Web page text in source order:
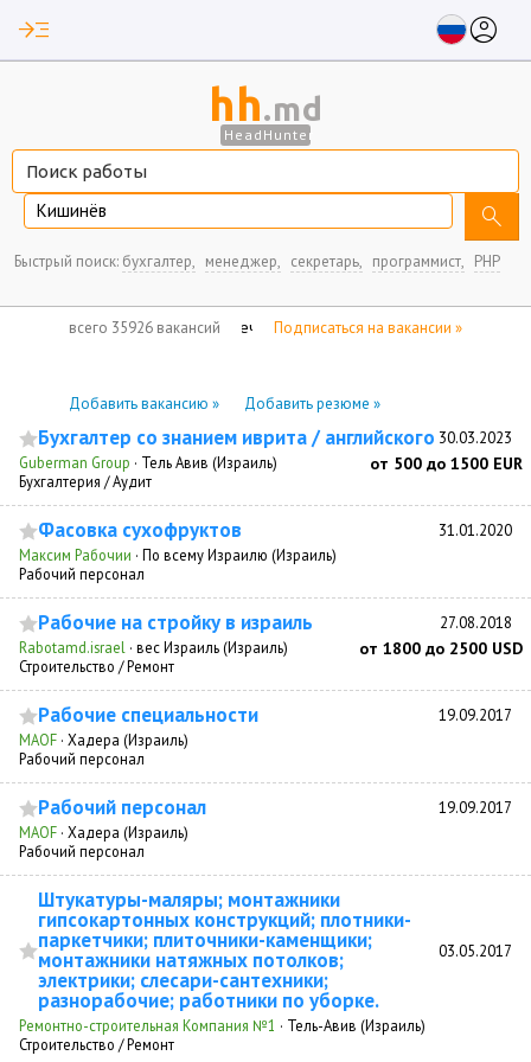
read_more account_circle
hh.md
HeadHunter
Кишинёв search
Быстрый поиск: бухгалтер, менеджер, секретарь, программист, PHP
всего 35926 вакансий Подписаться на вакансии »
нет отмеченных вакансий
Добавить вакансию » Добавить резюме »
Бухгалтер со знанием иврита / английского 30.03.2023
Guberman Group · Тель Авив (Израиль) от 500 до 1500 EUR
Бухгалтерия / Аудит
Фасовка сухофруктов 31.01.2020
Максим Рабочии · По всему Израилю (Израиль)
Рабочий персонал
Рабочие на стройку в израиль 27.08.2018
Rabotamd.israel · вес Израиль (Израиль) от 1800 до 2500 USD
Строительство / Ремонт
Рабочие специальности 19.09.2017
MAOF · Хадера (Израиль)
Рабочий персонал
Рабочий персонал 19.09.2017
MAOF · Хадера (Израиль)
Рабочий персонал
Штукатуры-маляры; монтажники
гипсокартонных конструкций; плотники-
паркетчики; плиточники-каменщики;
монтажники натяжных потолков;
электрики; слесари-сантехники;
разнорабочие; работники по уборке.
03.05.2017
Ремонтно-строительная Компания №1 · Тель-Авив (Израиль)
Строительство / Ремонт